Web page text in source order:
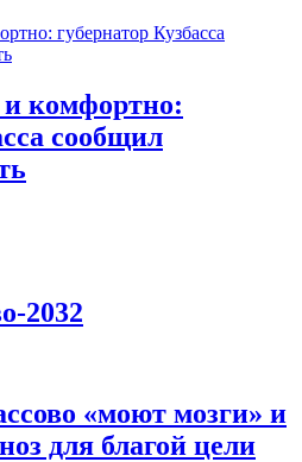
и комфортно:
сообщил
2032
«моют мозги» и
для благой цели